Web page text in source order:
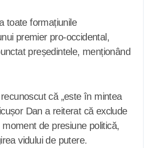
toate formațiunile
premier pro-occidental,
președintele, menționând
că „este în mintea
Dan a reiterat că exclude
de presiune politică,
vidului de putere.